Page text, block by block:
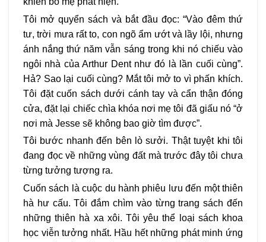
Tôi mở quyển sách và bắt đầu đọc: “Vào đêm thứ
tư, trời mưa rất to, con ngõ ẩm ướt và lầy lội, nhưng
ánh nắng thứ năm vẫn sáng trong khi nó chiếu vào
ngôi nhà của Arthur Dent như đó là lần cuối cùng”.
Hả? Sao lại cuối cùng? Mắt tôi mở to vì phấn khích.
Tôi đặt cuốn sách dưới cánh tay và cẩn thận đóng
cửa, đặt lại chiếc chìa khóa nơi mẹ tôi đã giấu nó “ở
nơi mà Jesse sẽ không bao giờ tìm được”.
Tôi bước nhanh đến bên lò sưởi. Thật tuyệt khi tôi
đang đọc về những vùng đất mà trước đây tôi chưa
từng tưởng tượng ra.
Cuốn sách là cuộc du hành phiêu lưu đến một thiên
hà hư cấu. Tôi đắm chìm vào từng trang sách đến
những thiên hà xa xôi. Tôi yêu thể loại sách khoa
học viễn tưởng nhất. Hầu hết những phát minh ứng